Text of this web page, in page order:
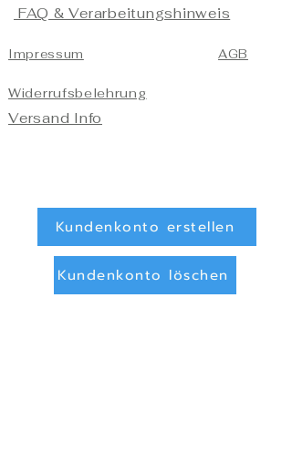
FAQ & Verarbeitungshinweis
Impressum
Widerrufsbelehrung
Versand Info
AGB
Kundenkonto erstellen
Kundenkonto löschen